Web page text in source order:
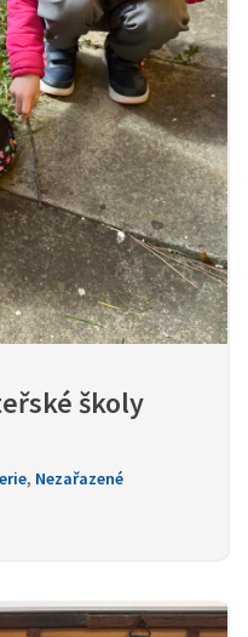
školy
, Nezařazené